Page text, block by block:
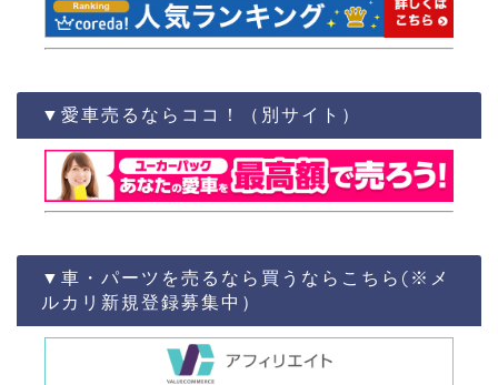
▼愛車売るならココ！（別サイト）
▼車・パーツを売るなら買うならこちら(※メ
ルカリ新規登録募集中）